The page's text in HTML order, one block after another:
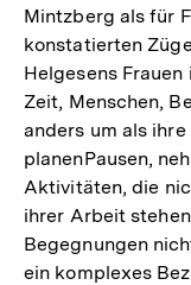
Mintzberg als für
konstatierten
Helgesens
Zeit, Menschen,
anders um als
planenPausen,
Aktivitäten, die
ihrer Arbeit
Begegnungen
ein komplexes